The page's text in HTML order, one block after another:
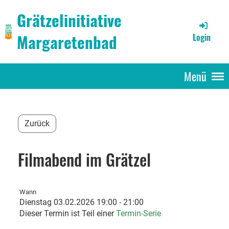
Grätzelinitiative
Margaretenbad
Login
Menü
Zurück
Filmabend im Grätzel
Wann
Dienstag 03.02.2026 19:00 - 21:00
Dieser Termin ist Teil einerTermin-Serie